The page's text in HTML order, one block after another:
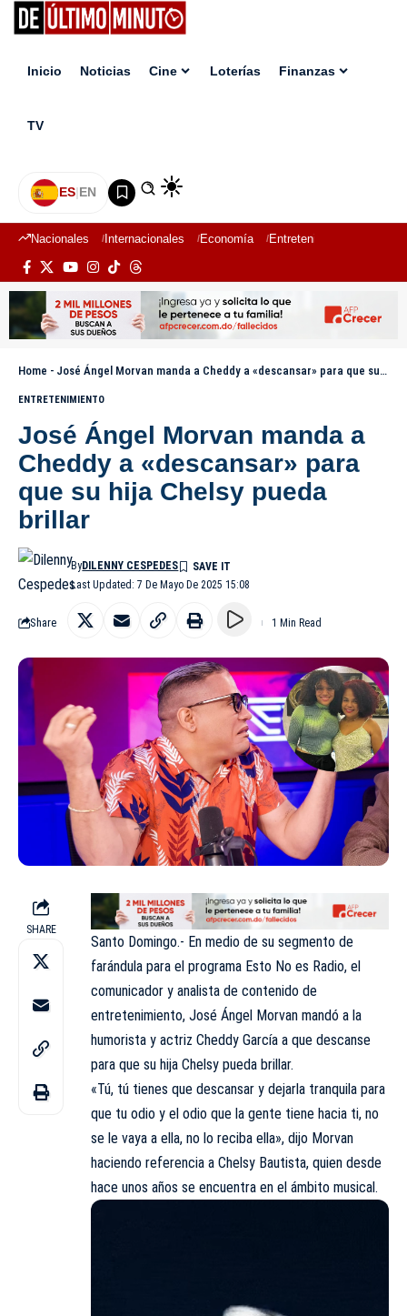
Inicio Noticias Cine Loterías Finanzas
TV
ES|EN
Nacionales Internacionales Economía Entretenimiento
Home - José Ángel Morvan manda a Cheddy a «descansar» para que su hija Chelsy pueda brillar
ENTRETENIMIENTO
José Ángel Morvan manda a
Cheddy a «descansar» para
que su hija Chelsy pueda
brillar
Last Updated: 7 De Mayo De 2025 15:08
ByDILENNY CESPEDES
Share 1 Min Read
SHARE
Santo Domingo.- En medio de su segmento de
farándula para el programa Esto No es Radio, el
comunicador y analista de contenido de
entretenimiento, José Ángel Morvan mandó a la
humorista y actriz Cheddy García a que descanse
para que su hija Chelsy pueda brillar.
«Tú, tú tienes que descansar y dejarla tranquila para
que tu odio y el odio que la gente tiene hacia ti, no
se le vaya a ella, no lo reciba ella», dijo Morvan
haciendo referencia a Chelsy Bautista, quien desde
hace unos años se encuentra en el ámbito musical.